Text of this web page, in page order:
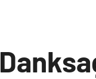
Uncategorized